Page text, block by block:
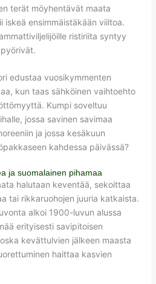
terät möyhentävät maata
iskeä ensimmäistäkään viiltoa.
ristiriita syntyy
edustaa vuosikymmenten
kun taas sähköinen vaihtoehto
Kumpi soveltuu
jossa savinen savimaa
ja jossa kesäkuun
kahdessa päivässä?
ja suomalainen pihamaa
halutaan keventää, sekoittaa
tai rikkaruohojen juuria katkaista.
alkoi 1900-luvun alussa
erityisesti savipitoisen
kevättulvien jälkeen maasta
haittaa kasvien